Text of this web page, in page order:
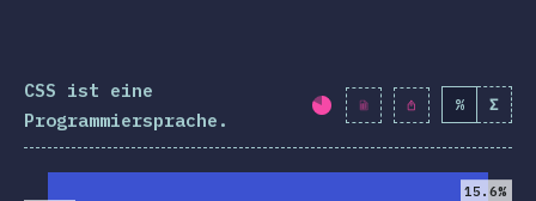
CSS ist eine
Programmiersprache.
Fortschritt: 80.6%
% Σ
2019 2020
15.6%